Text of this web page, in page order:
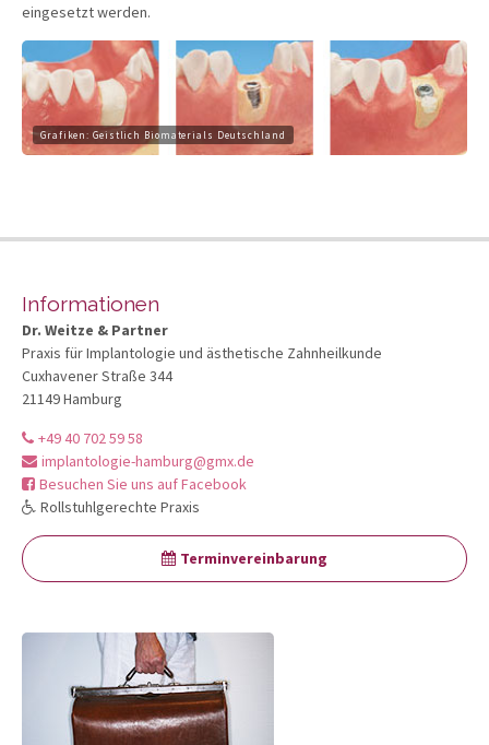
eingesetzt werden.
Grafiken: Geistlich Biomaterials Deutschland
Informationen
Dr. Weitze & Partner
Praxis für Implantologie und ästhetische Zahnheilkunde
Cuxhavener Straße 344
21149 Hamburg
+49 40 702 59 58
implantologie-hamburg@gmx.de
Besuchen Sie uns auf Facebook
Rollstuhlgerechte Praxis
Terminvereinbarung